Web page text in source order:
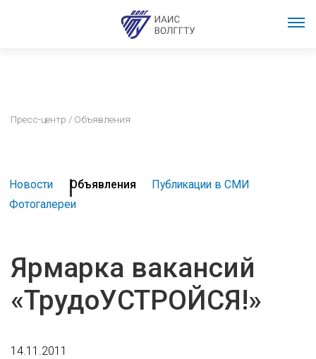
Пресс-центр / Объявления
Новости Объявления
Публикации в СМИ
Фотогалереи
Ярмарка вакансий
«ТрудоУСТРОЙСЯ!»
14.11.2011